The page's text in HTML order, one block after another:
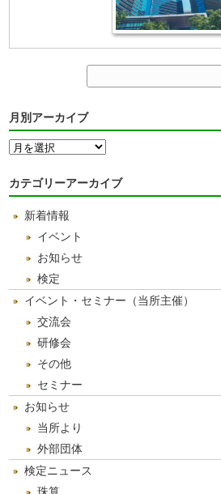
月別アーカイブ
月
ー
イ
カテゴリーアーカイブ
新着情報
イベント
お知らせ
検定
イベント・セミナー（当所主催）
交流会
研修会
その他
セミナー
お知らせ
当所より
外部団体
検定ニュース